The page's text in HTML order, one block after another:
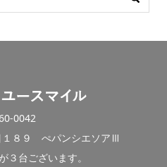
0042
１８９ ぺパンシエソアⅢ
台ございます。